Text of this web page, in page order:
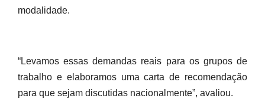
modalidade.
“Levamos essas demandas reais para os grupos de
trabalho e elaboramos uma carta de recomendação
para que sejam discutidas nacionalmente”, avaliou.